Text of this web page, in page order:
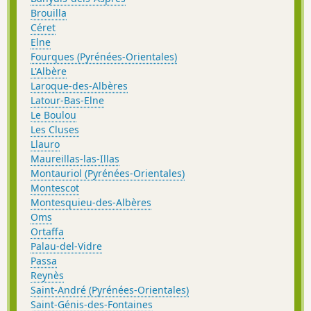
Brouilla
Céret
Elne
Fourques (Pyrénées-Orientales)
L'Albère
Laroque-des-Albères
Latour-Bas-Elne
Le Boulou
Les Cluses
Llauro
Maureillas-las-Illas
Montauriol (Pyrénées-Orientales)
Montescot
Montesquieu-des-Albères
Oms
Ortaffa
Palau-del-Vidre
Passa
Reynès
Saint-André (Pyrénées-Orientales)
Saint-Génis-des-Fontaines